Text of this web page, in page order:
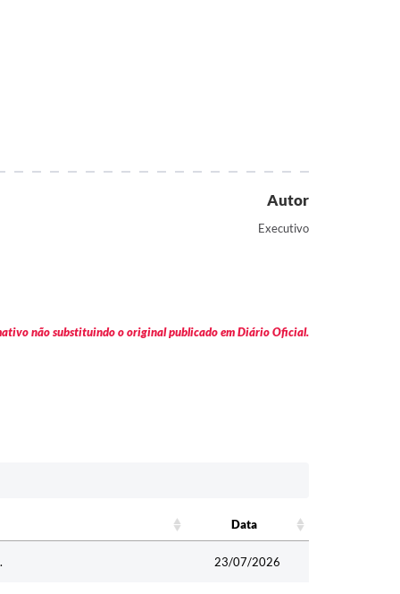
Autor
Executivo
não substituindo o original publicado em Diário Oficial.
Data
23/07/2026